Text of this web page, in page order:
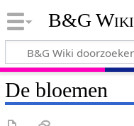
B&G Wiki
De bloemen